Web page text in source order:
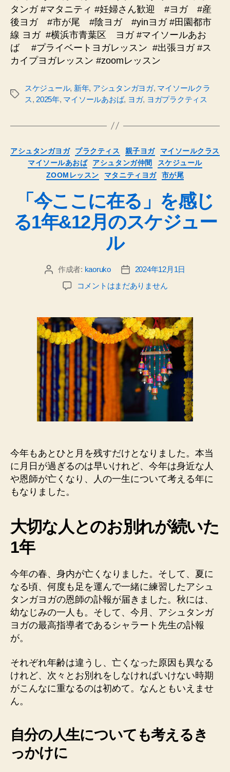
タンガ #マタニティ #妊婦さん歓迎 #ヨガ #産
後ヨガ #市が尾 #陰ヨガ #yinヨガ #田園都市
線 ヨガ #横浜市青葉区 ヨガ #マイソールあお
ば #プライベートヨガレッスン #出張ヨガ #ス
カイプヨガレッスン #zoomレッスン
タ
スケジュール, 新年, アシュタンガヨガ, マイソールクラ
ス, 2025年, マイソールあおば, ヨガ, ヨガプラクティス
カ
テ
ゴ
リ
ー
アシュタンガヨガ プラクティス 親子ヨガ
マイソールクラス
マイソールあおば
アシュタンガ仲間
スケジュール
ZOOMレッスン
マタニティヨガ 市が尾
「今ここに在る」を感じ
る1年&12月のスケジュー
ル
投 作成者: kaoruko
投
稿
2024年12月1日
「今
に
在
る」
を
感
じ
る
1
年
&12
ス
ケ
ジ
へ
の
コメントはまだありません
今年もあとひと月を残すだけとなりました。本当
に月日が過ぎるのは早いけれど、今年は身近な人
や恩師が亡くなり、人の一生について考える年に
もなりました。
大切な人とのお別れが続いた
1年
今年の春、身内が亡くなりました。そして、夏に
なる頃、何度も足を運んで一緒に練習したアシュ
タンガヨガの恩師の訃報が届きました。秋には、
幼なじみの一人も。そして、今月、アシュタンガ
ヨガの最高指導者であるシャラート先生の訃報
が。
それぞれ年齢は違うし、亡くなった原因も異なる
けれど、次々とお別れをしなければいけない時期
がこんなに重なるのは初めて。なんともいえませ
ん。
自分の人生についても考えるき
っかけに